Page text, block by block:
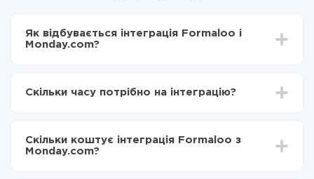
Як відбувається інтеграція Formaloo і
Monday.com?
Вибираєте які дані передавати з Formaloo в
Тепер дані будуть автоматично передаватися з
Formaloo в Monday.com
Скільки часу потрібно на інтеграцію?
становити від 5-ти до 30-хвилин. У середньому
налаштування займає 10-15 хвилин.
Скільки коштує інтеграція Formaloo з
Monday.com?